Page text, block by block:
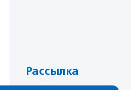
Рассылка